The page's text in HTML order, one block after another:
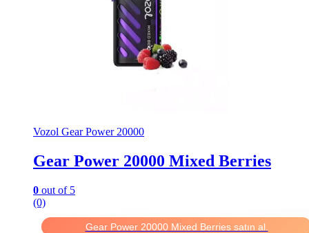
Vozol Gear Power 20000
Gear Power 20000 Mixed Berries
0 out of 5
(0)
Gear Power 20000 Mixed Berries satın al.